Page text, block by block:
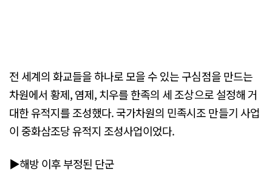
전 세계의 화교들을 하나로 모을 수 있는 구심점을 만드는
차원에서 황제, 염제, 치우를 한족의 세 조상으로 설정해 거
대한 유적지를 조성했다. 국가차원의 민족시조 만들기 사업
이 중화삼조당 유적지 조성사업이었다.
▶해방 이후 부정된 단군